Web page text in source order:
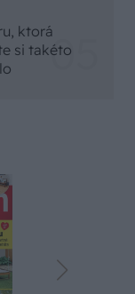
ktorá
si takéto